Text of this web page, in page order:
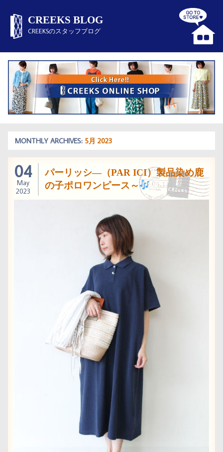
CREEKS BLOG
CREEKSのスタッフブログ
MONTHLY ARCHIVES: 5月 2023
04
May
2023
パーリッシ―（PAR ICI）製品染め鹿
の子ポロワンピース～